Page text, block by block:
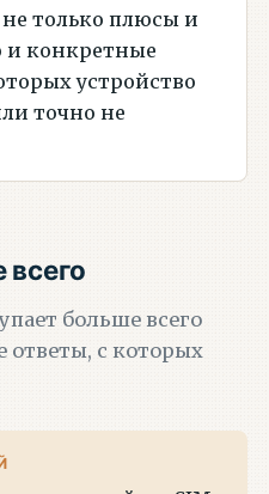
только плюсы и
и конкретные
устройство
точно не
больше всего
ответы, с которых